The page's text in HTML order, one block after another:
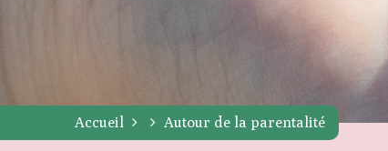
Accueil Autour de la parentalité